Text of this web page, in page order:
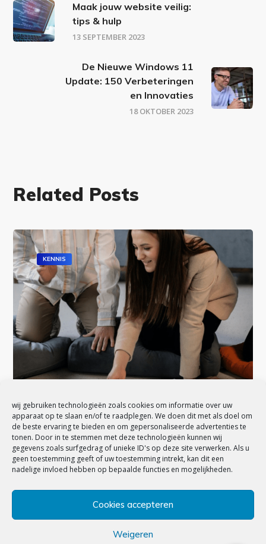
wij gebruiken technologieën zoals cookies om informatie over uw
apparaat op te slaan en/of te raadplegen. We doen dit met als doel om
de beste ervaring te bieden en om gepersonaliseerde advertenties te
tonen. Door in te stemmen met deze technologieën kunnen wij
gegevens zoals surfgedrag of unieke ID's op deze site verwerken. Als u
geen toestemming geeft of uw toestemming intrekt, kan dit een
nadelige invloed hebben op bepaalde functies en mogelijkheden.
Cookies accepteren
Weigeren
Maak jouw website veilig:
tips & hulp
13 SEPTEMBER 2023
De Nieuwe Windows 11
Update: 150 Verbeteringen
en Innovaties
18 OKTOBER 2023
Related Posts
KENNIS
Waar moet ik mijn bestanden
opslaan? SharePoint of
OneDrive?